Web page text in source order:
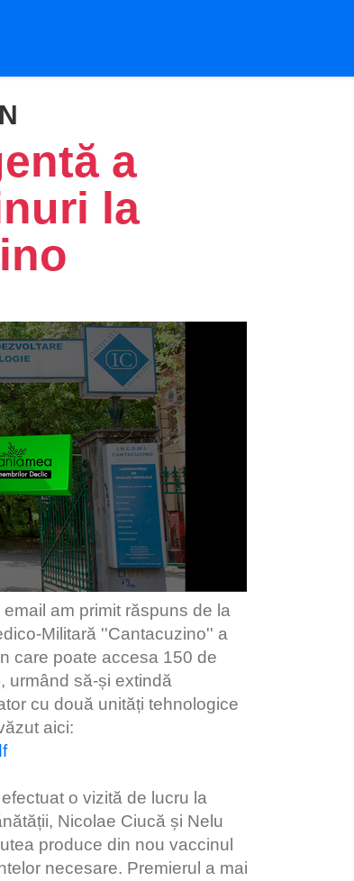
a
la
am primit răspuns de la
Militară ''Cantacuzino'' a
care poate accesa 150 de
urmând să-și extindă
cu două unități tehnologice
aici:
o vizită de lucru la
Nicolae Ciucă și Nelu
produce din nou vaccinul
necesare. Premierul a mai